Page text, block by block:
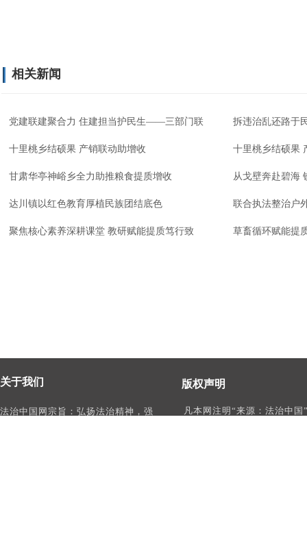
相关新闻
党建联建聚合力 住建担当护民生——三部门联 拆违治乱还路于
十里桃乡结硕果 产销联动助增收 十里桃乡结硕果
甘肃华亭神峪乡全力助推粮食提质增收 从戈壁奔赴碧海
达川镇以红色教育厚植民族团结底色 联合执法整治户
聚焦核心素养深耕课堂 教研赋能提质笃行致 草畜循环赋能提
版权声明
凡本网注明“来源：法治中国
关于我们
法治中国网宗旨：弘扬法治精神，强